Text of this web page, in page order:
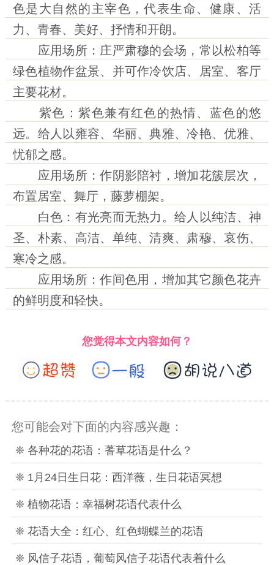
色是大自然的主宰色，代表生命、健康、活
力、青春、美好、抒情和开朗。
应用场所：庄严肃穆的会场，常以松柏等
绿色植物作盆景、并可作冷饮店、居室、客厅
主要花材。
紫色：紫色兼有红色的热情、蓝色的悠
远。给人以雍容、华丽、典雅、冷艳、优雅、
忧郁之感。
应用场所：作阴影陪衬，增加花簇层次，
布置居室、舞厅，藤萝棚架。
白色：有光亮而无热力。给人以纯洁、神
圣、朴素、高洁、单纯、清爽、肃穆、哀伤、
寒冷之感。
应用场所：作间色用，增加其它颜色花卉
的鲜明度和轻快。
您觉得本文内容如何？
您可能会对下面的内容感兴趣：
❈ 各种花的花语：蓍草花语是什么？
❈ 1月24日生日花：西洋薇，生日花语冥想
❈ 植物花语：幸福树花语代表什么
❈ 花语大全：红心、红色蝴蝶兰的花语
❈ 风信子花语，葡萄风信子花语代表着什么